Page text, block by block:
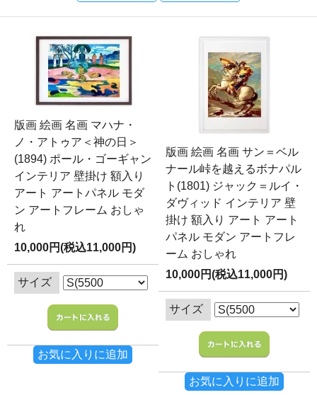
版画 絵画 名画 マハナ・
ノ・アトゥア＜神の日＞
(1894) ポール・ゴーギャン
インテリア 壁掛け 額入り
アート アートパネル モダ
ン アートフレーム おしゃ
れ
10,000円(税込11,000円)
サイズ
お気に入りに追加
版画 絵画 名画 サン＝ベル
ナール峠を越えるボナパル
ト(1801) ジャック＝ルイ・
ダヴィッド インテリア 壁
掛け 額入り アート アート
パネル モダン アートフレ
ーム おしゃれ
10,000円(税込11,000円)
サイズ
お気に入りに追加